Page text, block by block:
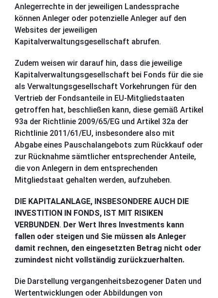
Anlegerrechte in der jeweiligen Landessprache
können Anleger oder potenzielle Anleger auf den
Websites der jeweiligen
Kapitalverwaltungsgesellschaft abrufen.
Zudem weisen wir darauf hin, dass die jeweilige
Kapitalverwaltungsgesellschaft bei Fonds für die sie
als Verwaltungsgesellschaft Vorkehrungen für den
Vertrieb der Fondsanteile in EU-Mitgliedstaaten
getroffen hat, beschließen kann, diese gemäß Artikel
93a der Richtlinie 2009/65/EG und Artikel 32a der
Richtlinie 2011/61/EU, insbesondere also mit
Abgabe eines Pauschalangebots zum Rückkauf oder
zur Rücknahme sämtlicher entsprechender Anteile,
die von Anlegern in dem entsprechenden
Mitgliedstaat gehalten werden, aufzuheben.
DIE KAPITALANLAGE, INSBESONDERE AUCH DIE
INVESTITION IN FONDS, IST MIT RISIKEN
VERBUNDEN. Der Wert Ihres Investments kann
fallen oder steigen und Sie müssen als Anleger
damit rechnen, den eingesetzten Betrag nicht oder
zumindest nicht vollständig zurückzuerhalten.
Die Darstellung vergangenheitsbezogener Daten und
Wertentwicklungen oder Abbildungen von